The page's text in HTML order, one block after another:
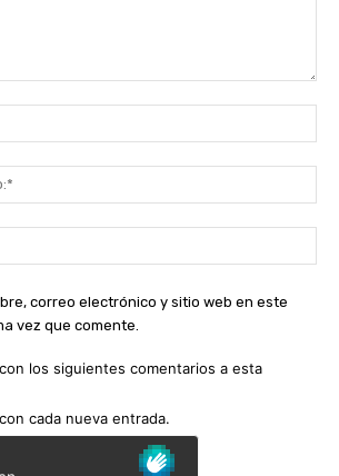
correo electrónico y sitio web en este
vez que comente.
los siguientes comentarios a esta
cada nueva entrada.